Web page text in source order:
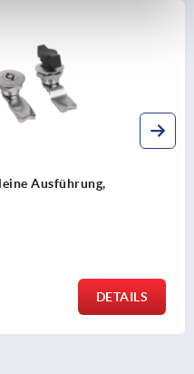
Ausführung,
DETAILS